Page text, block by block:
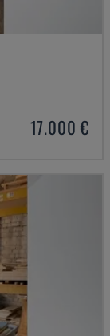
17.000 €